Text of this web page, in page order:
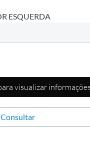
ESQUERDA
visualizar
Consultar